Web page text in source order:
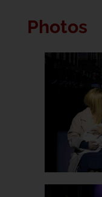
Photos